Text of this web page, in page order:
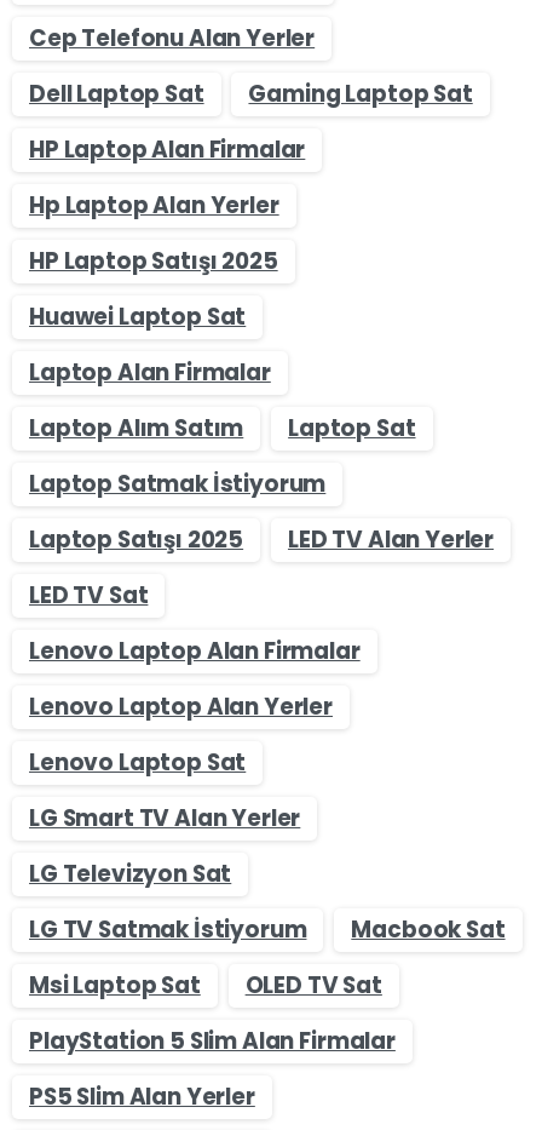
Cep Telefonu Alan Yerler
Dell Laptop Sat
Gaming Laptop Sat
HP Laptop Alan Firmalar
Hp Laptop Alan Yerler
HP Laptop Satışı 2025
Huawei Laptop Sat
Laptop Alan Firmalar
Laptop Alım Satım
Laptop Sat
Laptop Satmak İstiyorum
Laptop Satışı 2025
LED TV Alan Yerler
LED TV Sat
Lenovo Laptop Alan Firmalar
Lenovo Laptop Alan Yerler
Lenovo Laptop Sat
LG Smart TV Alan Yerler
LG Televizyon Sat
LG TV Satmak İstiyorum
Macbook Sat
Msi Laptop Sat
OLED TV Sat
PlayStation 5 Slim Alan Firmalar
PS5 Slim Alan Yerler